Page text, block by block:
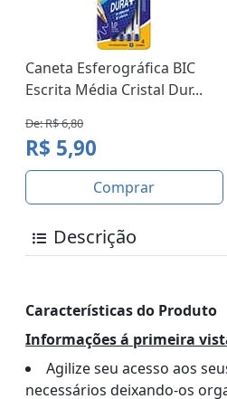
Caneta Esferográfica BIC
Escrita Média Cristal Dur...
De: R$ 6,80
R$ 5,90
Comprar
Descrição
Características do Produto
Informações á primeira
Agilize seu acesso aos
necessários deixando-os